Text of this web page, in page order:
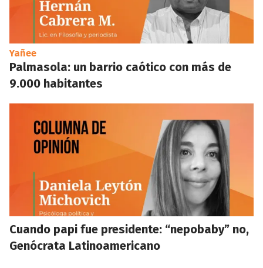
Yañee
Palmasola: un barrio caótico con más de
9.000 habitantes
Cuando papi fue presidente: “nepobaby” no,
Genócrata Latinoamericano